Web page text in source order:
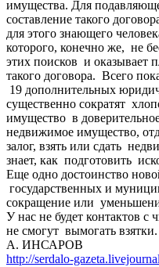
имущества. Для
составление такого
для этого знающего
которого, конечно же, не
этих поисков и оказывает
такого договора. Всего
19 дополнительных
существенно сократят
имущество в
недвижимое имущество,
залог, взять или сдать
знает, как подготовить
Еще одно достоинство
государственных и
сокращение или
У нас не будет контактов с
не смогут вымогать взятки.
А. ИНСАРОВ
http://serdalo-